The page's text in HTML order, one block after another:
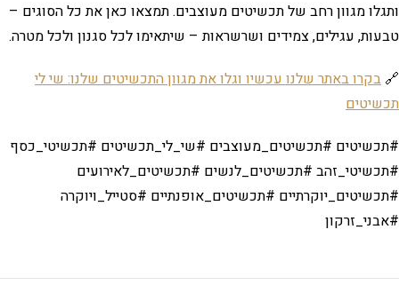
ותגלו מגוון רחב של תכשיטים מעוצבים. תמצאו כאן את כל הסוגים –
טבעות, עגילים, צמידים ושרשראות – שיתאימו לכל סגנון ולכל מטרה.
🔗 בקרו באתר שלנו עכשיו וגלו את מגוון התכשיטים שלנו: שי לי
תכשיטים
#תכשיטים #תכשיטים_מעוצבים #שי_לי_תכשיטים #תכשיטי_כסף
#תכשיטי_זהב #תכשיטים_לנשים #תכשיטים_לאירועים
#תכשיטים_יוקרתיים #תכשיטים_אופנתיים #סטייל_ויוקרה
#אבני_זרקון